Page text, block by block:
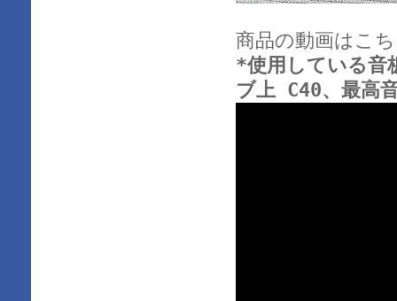
商品の動画はこ
*使用している
ブ上 C40、最高